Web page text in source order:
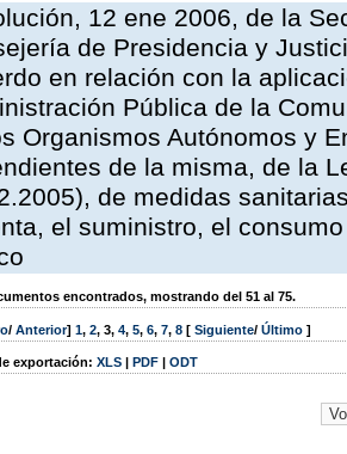
12 ene 2006, de la
de Presidencia y
en relación con la
Pública de la
Organismos Autónomos y
de la misma, de la
de medidas
el suministro, el
encontrados, mostrando del 51 al 75.
/ Anterior] 1, 2, 3, 4, 5, 6, 7, 8 [ Siguiente/ Último ]
exportación: XLS | PDF | ODT